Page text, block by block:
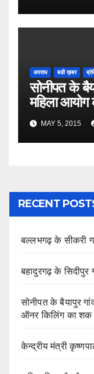
अपराध बडी ख़बर
सोनीपत के
महिला
MAY 5, 2015
RECENT
बल्लभगढ़ के सीकरी
बहादुरगढ़ के सिदीपुर
सोनीपत के बैयापुर
ऑनर किलिंग का शक
केन्द्रीय मंत्री